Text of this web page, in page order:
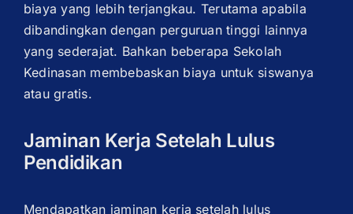
biaya yang lebih terjangkau. Terutama apabila
dibandingkan dengan perguruan tinggi lainnya
yang sederajat. Bahkan beberapa Sekolah
Kedinasan membebaskan biaya untuk siswanya
atau gratis.
Jaminan Kerja Setelah Lulus
Pendidikan
Mendapatkan jaminan kerja setelah lulus